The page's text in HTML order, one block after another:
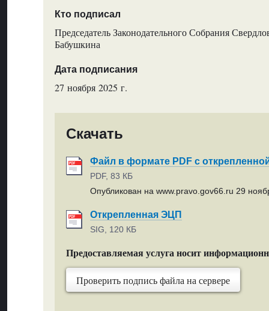
Кто подписал
Председатель Законодательного Собрания
Бабушкина
Дата подписания
27 ноября 2025 г.
Скачать
Файл в формате PDF с
PDF, 83 КБ
Опубликован на www.pravo.gov66.ru 29
Открепленная ЭЦП
SIG, 120 КБ
Предоставляемая услуга носит
Проверить подпись файла на сервере